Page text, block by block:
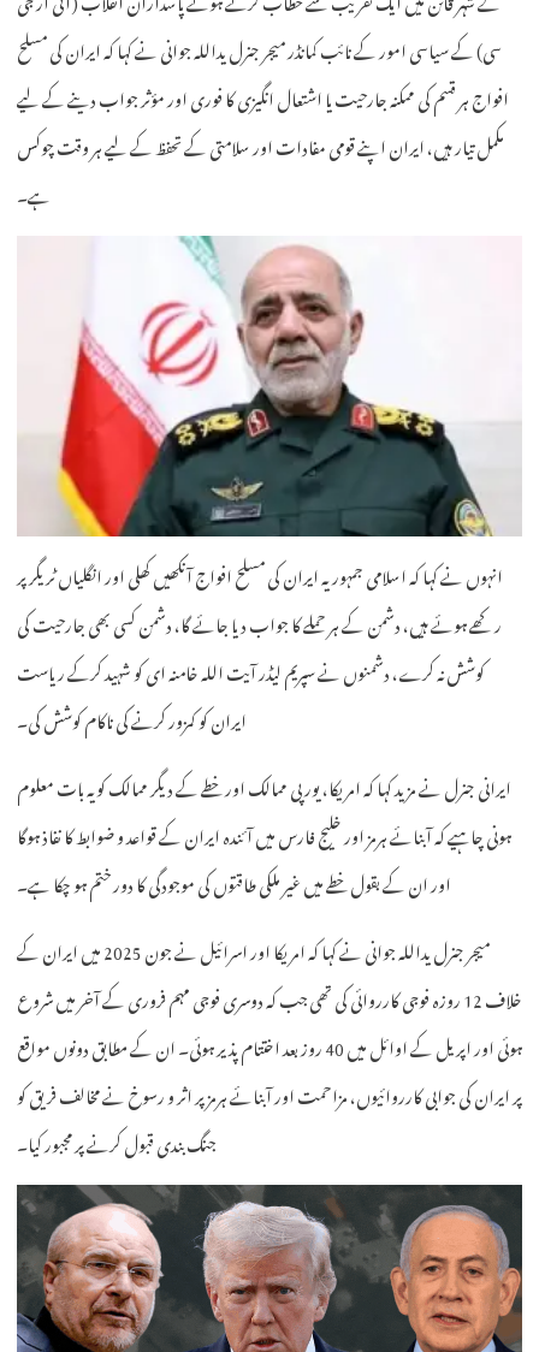
سی) کے سیاسی امور کے نائب کمانڈر میجر جنرل یداللہ جوانی نے کہا کہ ایران کی مسلح
افواج ہر قسم کی ممکنہ جارحیت یا اشتعال انگیزی کا فوری اور مؤثر جواب دینے کے لیے
مکمل تیار ہیں، ایران اپنے قومی مفادات اور سلامتی کے تحفظ کے لیے ہر وقت چوکس
ہے۔
انہوں نے کہا کہ اسلامی جمہوریہ ایران کی مسلح افواج آنکھیں کھلی اور انگلیاں ٹریگر پر
رکھے ہوئے ہیں، دشمن کے ہر حملے کا جواب دیا جائے گا، دشمن کسی بھی جارحیت کی
کوشش نہ کرے، دشمنوں نے سپریم لیڈر آیت اللہ خامنہ ای کو شہید کرکے ریاست
ایران کو کمزور کرنے کی ناکام کوشش کی۔
ایرانی جنرل نے مزید کہا کہ امریکا، یورپی ممالک اور خطے کے دیگر ممالک کو یہ بات معلوم
ہونی چاہیے کہ آبنائے ہرمز اور خلیج فارس میں آئندہ ایران کے قواعد و ضوابط کا نفاذ ہوگا
اور ان کے بقول خطے میں غیر ملکی طاقتوں کی موجودگی کا دور ختم ہو چکا ہے۔
میجر جنرل یداللہ جوانی نے کہا کہ امریکا اور اسرائیل نے جون 2025 میں ایران کے
خلاف 12 روزہ فوجی کارروائی کی تھی جب کہ دوسری فوجی مہم فروری کے آخر میں شروع
ہوئی اور اپریل کے اوائل میں 40 روز بعد اختتام پذیر ہوئی۔ ان کے مطابق دونوں مواقع
پر ایران کی جوابی کارروائیوں، مزاحمت اور آبنائے ہرمز پر اثر و رسوخ نے مخالف فریق کو
جنگ بندی قبول کرنے پر مجبور کیا۔